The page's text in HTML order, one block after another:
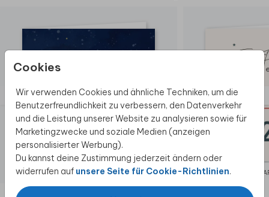
Cookies
Wir verwenden Cookies und ähnliche Techniken, um die
Benutzerfreundlichkeit zu verbessern, den Datenverkehr
und die Leistung unserer Website zu analysieren sowie für
Marketingzwecke und soziale Medien (anzeigen
personalisierter Werbung).
Du kannst deine Zustimmung jederzeit ändern oder
widerrufen auf unsere Seite für Cookie-Richtlinien.
WEIHNACHTSKARTE GESCHÄFTLICH